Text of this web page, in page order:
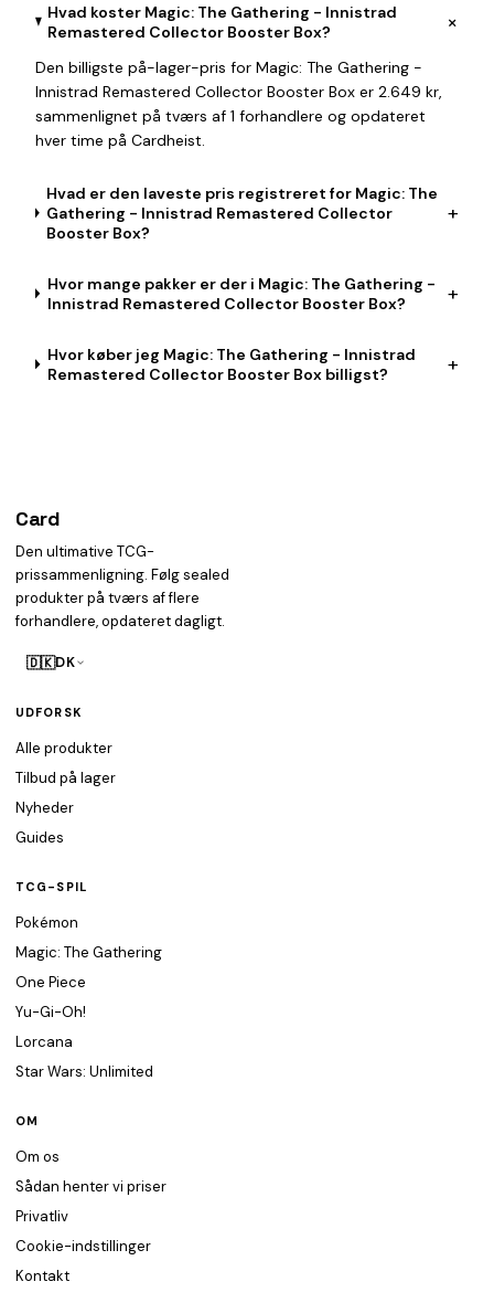
Hvad koster Magic: The Gathering - Innistrad
Remastered Collector Booster Box?
+
Den billigste på-lager-pris for Magic: The Gathering -
Innistrad Remastered Collector Booster Box er 2.649 kr,
sammenlignet på tværs af 1 forhandlere og opdateret
hver time på Cardheist.
Hvad er den laveste pris registreret for Magic: The
Gathering - Innistrad Remastered Collector
Booster Box?
+
Hvor mange pakker er der i Magic: The Gathering -
Innistrad Remastered Collector Booster Box?
+
Hvor køber jeg Magic: The Gathering - Innistrad
Remastered Collector Booster Box billigst?
+
Card
Den ultimative TCG-
prissammenligning. Følg sealed
produkter på tværs af flere
forhandlere, opdateret dagligt.
🇩🇰DK
UDFORSK
Alle produkter
Tilbud på lager
Nyheder
Guides
TCG-SPIL
Pokémon
Magic: The Gathering
One Piece
Yu-Gi-Oh!
Lorcana
Star Wars: Unlimited
OM
Om os
Sådan henter vi priser
Privatliv
Cookie-indstillinger
Kontakt